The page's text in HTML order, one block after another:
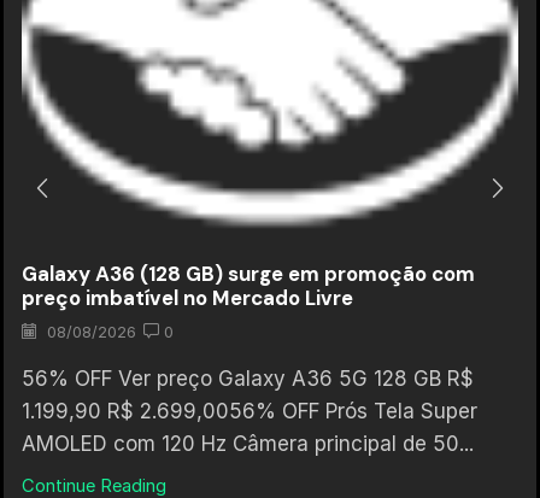
Galaxy A36 (128 GB) surge em promoção com
preço imbatível no Mercado Livre
08/08/2026 0
56% OFF Ver preço Galaxy A36 5G 128 GB R$
1.199,90 R$ 2.699,0056% OFF Prós Tela Super
AMOLED com 120 Hz Câmera principal de 50...
Continue Reading